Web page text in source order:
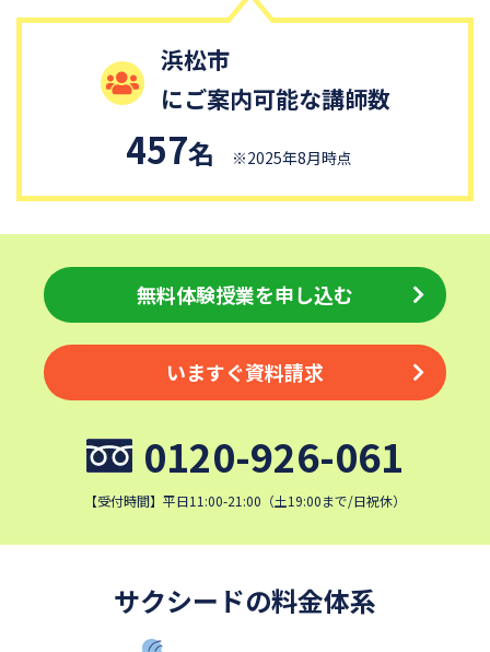
中央大学附属中学校
桐蔭学園中等教育学校
昌平中学校
成城中学校
細田学園中学校
帝京大学中学校
国府台女子学院中学部
平塚中等教育学校
埼玉栄中学校
城北埼玉中学校
日本大学中学校
麗澤中学校
同志社香里中学校
星野学園中学校
かえつ有明中学校
浦和ルーテル学院中学校
東京女学館中学校
帝塚山学院中学校
成蹊中学校
浜中学校
カリタス女子中学校
日本大学豊山中学校
浜松市
にご案内可能な講師数
457名 ※2025年8月時点
無料体験授業を申し込む
いますぐ資料請求
0120-926-061
【受付時間】平日11:00-21:00（土19:00まで/日祝休）
サクシードの料金体系